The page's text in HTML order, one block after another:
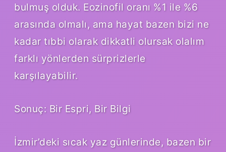
bulmuş olduk. Eozinofil oranı %1 ile %6
arasında olmalı, ama hayat bazen bizi ne
kadar tıbbi olarak dikkatli olursak olalım
farklı yönlerden sürprizlerle
karşılayabilir.
Sonuç: Bir Espri, Bir Bilgi
İzmir’deki sıcak yaz günlerinde, bazen bir